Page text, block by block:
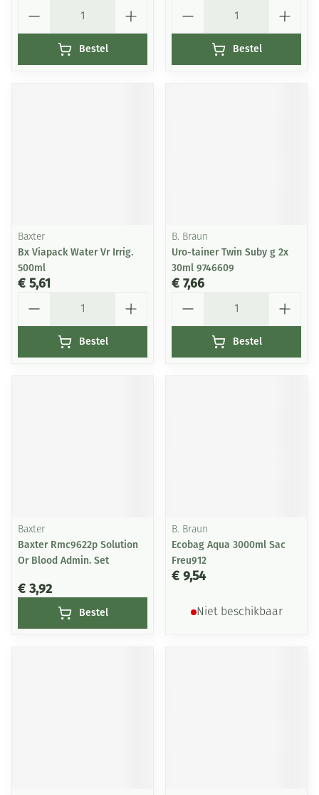
Bestel Bestel
Baxter
Bx Viapack Water Vr Irrig.
500ml
€ 5,61
Bestel
B. Braun
Uro-tainer Twin Suby g 2x
30ml 9746609
€ 7,66
Bestel
Baxter
Baxter Rmc9622p Solution
Or Blood Admin. Set
€ 3,92
Bestel
B. Braun
Ecobag Aqua 3000ml Sac
Freu912
€ 9,54
Niet beschikbaar